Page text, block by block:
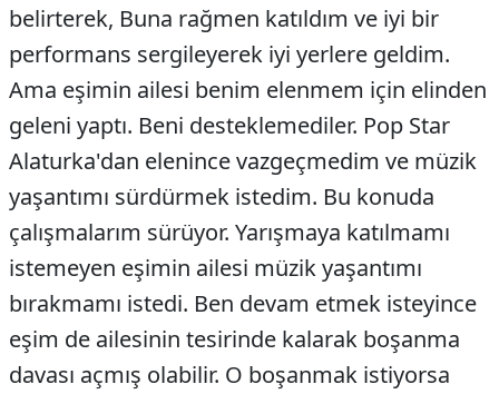
belirterek, Buna rağmen katıldım ve iyi bir
performans sergileyerek iyi yerlere geldim.
Ama eşimin ailesi benim elenmem için elinden
geleni yaptı. Beni desteklemediler. Pop Star
Alaturka'dan elenince vazgeçmedim ve müzik
yaşantımı sürdürmek istedim. Bu konuda
çalışmalarım sürüyor. Yarışmaya katılmamı
istemeyen eşimin ailesi müzik yaşantımı
bırakmamı istedi. Ben devam etmek isteyince
eşim de ailesinin tesirinde kalarak boşanma
davası açmış olabilir. O boşanmak istiyorsa